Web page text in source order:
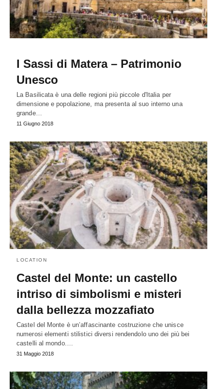
I Sassi di Matera – Patrimonio
Unesco
La Basilicata è una delle regioni più piccole d'Italia per
dimensione e popolazione, ma presenta al suo interno una
grande…
11 Giugno 2018
LOCATION
Castel del Monte: un castello
intriso di simbolismi e misteri
dalla bellezza mozzafiato
Castel del Monte è un’affascinante costruzione che unisce
numerosi elementi stilistici diversi rendendolo uno dei più bei
castelli al mondo.…
31 Maggio 2018